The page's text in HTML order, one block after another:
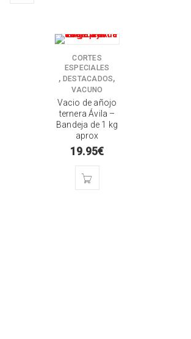
CORTES
ESPECIALES
, DESTACADOS,
VACUNO
Vacio de añojo
ternera Ávila –
Bandeja de 1 kg
aprox
19.95€